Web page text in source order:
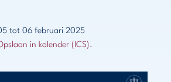
tot 06 februari 2025
in kalender (ICS).